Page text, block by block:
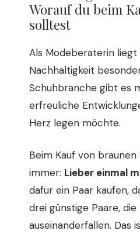
Worauf du beim
solltest
Als Modeberaterin
Nachhaltigkeit
Schuhbranche gibt es
erfreuliche
Herz legen möchte.
Beim Kauf von
immer: Lieber einmal
dafür ein Paar kaufen,
drei günstige Paare,
auseinanderfallen. Das